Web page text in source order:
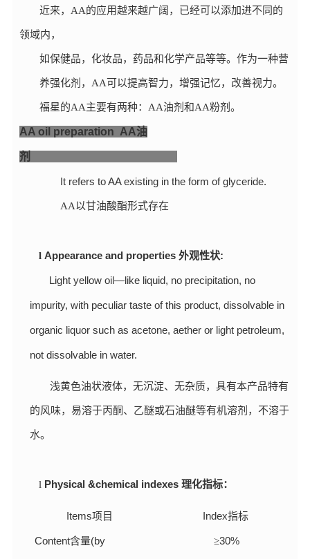
近来， AA的应用越来越广阔，已经可以添加进不同的
领域内，
如保健品，化妆品，药品和化学产品等等。作为一种营
养强化剂， AA可以提高智力，增强记忆，改善视力。
福星的AA主要有两种：AA油剂和AA粉剂。
AA oil preparation AA油
剂
It refers to AA existing in the form of glyceride.
AA以甘油酸酯形式存在
l Appearance and properties 外观性状:
Light yellow oil—like liquid, no precipitation, no
impurity, with peculiar taste of this product, dissolvable in
organic liquor such as acetone, aether or light petroleum,
not dissolvable in water.
浅黄色油状液体，无沉淀、无杂质，具有本产品特有
的风味，易溶于丙酮、乙醚或石油醚等有机溶剂，不溶于
水。
l Physical &chemical indexes 理化指标：
Items项目 Index指标
Content含量(by ≥30%